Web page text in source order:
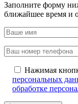
Заполните форму
ближайшее время и
Нажимая
персональных
обработке